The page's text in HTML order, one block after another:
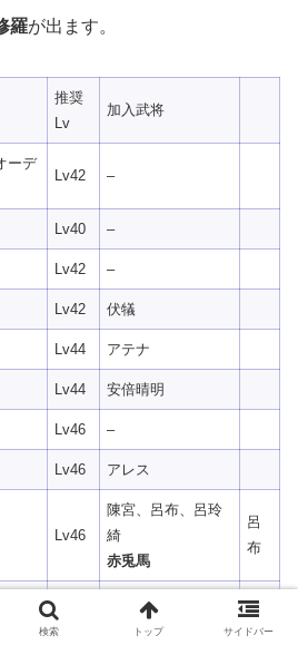
羅が出ます。
推奨
Lv
加入武将
ーデ
Lv42 –
Lv40 –
Lv42 –
Lv42 伏犠
Lv44 アテナ
Lv44 安倍晴明
Lv46 –
Lv46 アレス
Lv46
陳宮、呂布、呂玲
綺
赤兎馬
呂
布
Lv46
賈充、ゼウス
柳生宗矩
検索 トップ サイドバー